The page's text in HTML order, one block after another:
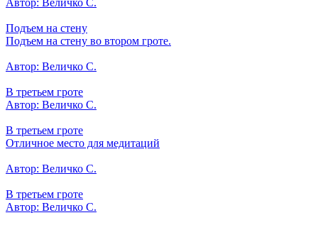
Подъем на стену
Подъем на стену во втором гроте.
Автор: Величко С.
В третьем гроте
Автор: Величко С.
В третьем гроте
Отличное место для медитаций
Автор: Величко С.
В третьем гроте
Автор: Величко С.